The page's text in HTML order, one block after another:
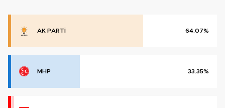
AK PARTİ 64.07%
MHP 33.35%